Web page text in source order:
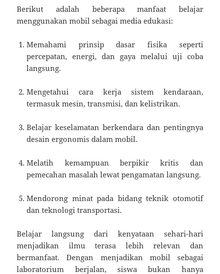
Berikut adalah beberapa manfaat belajar
menggunakan mobil sebagai media edukasi:
Memahami prinsip dasar fisika seperti
percepatan, energi, dan gaya melalui uji coba
langsung.
Mengetahui cara kerja sistem kendaraan,
termasuk mesin, transmisi, dan kelistrikan.
Belajar keselamatan berkendara dan pentingnya
desain ergonomis dalam mobil.
Melatih kemampuan berpikir kritis dan
pemecahan masalah lewat pengamatan langsung.
Mendorong minat pada bidang teknik otomotif
dan teknologi transportasi.
Belajar langsung dari kenyataan sehari-hari
menjadikan ilmu terasa lebih relevan dan
bermanfaat. Dengan menjadikan mobil sebagai
laboratorium berjalan, siswa bukan hanya